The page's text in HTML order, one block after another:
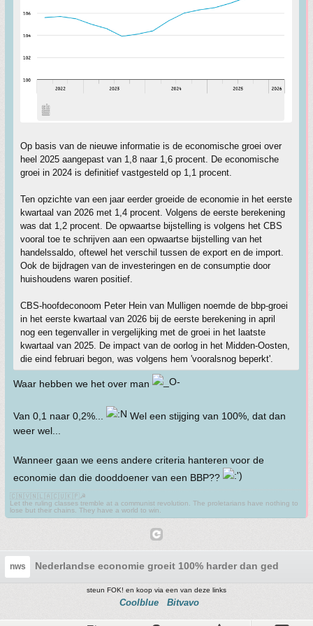
Op basis van de nieuwe informatie is de economische groei over
heel 2025 aangepast van 1,8 naar 1,6 procent. De economische
groei in 2024 is definitief vastgesteld op 1,1 procent.
Ten opzichte van een jaar eerder groeide de economie in het eerste
kwartaal van 2026 met 1,4 procent. Volgens de eerste berekening
was dat 1,2 procent. De opwaartse bijstelling is volgens het CBS
vooral toe te schrijven aan een opwaartse bijstelling van het
handelssaldo, oftewel het verschil tussen de export en de import.
Ook de bijdragen van de investeringen en de consumptie door
huishoudens waren positief.
CBS-hoofdeconoom Peter Hein van Mulligen noemde de bbp-groei
in het eerste kwartaal van 2026 bij de eerste berekening in april
nog een tegenvaller in vergelijking met de groei in het laatste
kwartaal van 2025. De impact van de oorlog in het Midden-Oosten,
die eind februari begon, was volgens hem 'vooralsnog beperkt'.
Waar hebben we het over man
Van 0,1 naar 0,2%...
Wel een stijging van 100%, dat dan
weer wel...
Wanneer gaan we eens andere criteria hanteren voor de
economie dan die dooddoener van een BBP??
🇨🇳🇻🇳🇱🇦🇨🇺🇰🇵☭
Let the ruling classes tremble at a communist revolution. The proletarians have nothing to
lose but their chains. They have a world to win.
nws Nederlandse economie groeit 100% harder dan gedacht
steun FOK! en koop via een van deze links
Coolblue Bitvavo